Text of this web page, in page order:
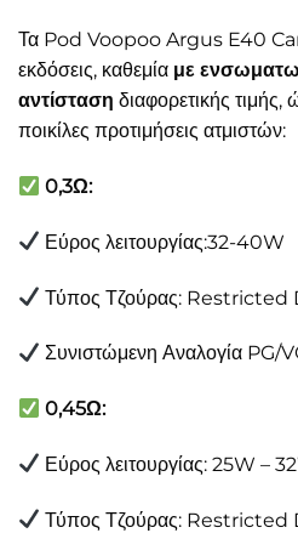
Τα Pod Voopoo Argus E40
εκδόσεις, καθεμία με
αντίσταση διαφορετικής
ποικίλες προτιμήσεις ατμιστών:
0,3Ω:
Εύρος λειτουργίας:32-40W
Τύπος Τζούρας:
Συνιστώμενη Αναλογία
0,45Ω:
Εύρος λειτουργίας: 25W –
Τύπος Τζούρας: